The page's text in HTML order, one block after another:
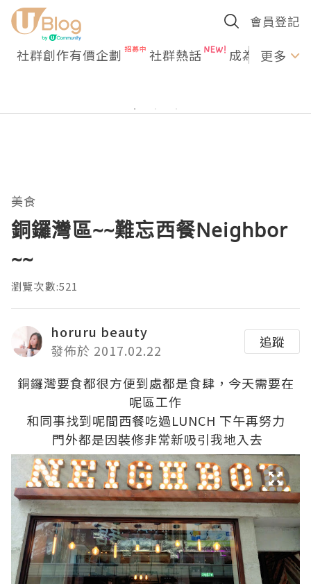
會員登記
社群創作有價企劃 社群熱話 成為U更多
美食
銅鑼灣區~~難忘西餐Neighbor
~~
瀏覽次數:521
horuru beauty
發佈於 2017.02.22
追蹤
銅鑼灣要食都很方便到處都是食肆，今天需要在
呢區工作
和同事找到呢間西餐吃過LUNCH 下午再努力
門外都是因裝修非常新吸引我地入去